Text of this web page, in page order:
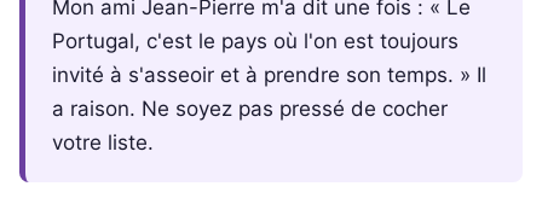
Mon ami Jean-Pierre m'a dit une fois : « Le
Portugal, c'est le pays où l'on est toujours
invité à s'asseoir et à prendre son temps. » Il
a raison. Ne soyez pas pressé de cocher
votre liste.